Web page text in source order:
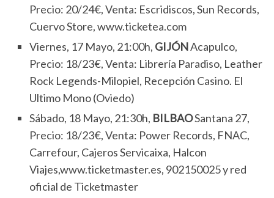
Precio: 20/24€, Venta: Escridiscos, Sun Records,
Cuervo Store, www.ticketea.com
Viernes, 17 Mayo, 21:00h, GIJÓNAcapulco,
Precio: 18/23€, Venta: Librería Paradiso, Leather
Rock Legends-Milopiel, Recepción Casino. El
Ultimo Mono (Oviedo)
Sábado, 18 Mayo, 21:30h, BILBAOSantana 27,
Precio: 18/23€, Venta: Power Records, FNAC,
Carrefour, Cajeros Servicaixa, Halcon
Viajes,www.ticketmaster.es, 902150025 y red
oficial de Ticketmaster